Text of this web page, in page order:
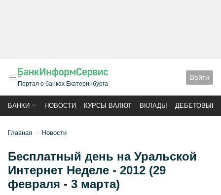
Портал о банках Екатеринбурга
Войти
БАНКИ НОВОСТИ КУРСЫ ВАЛЮТ ВКЛАДЫ ДЕБЕТОВЫЕ
Главная Новости
Бесплатный день на Уральской
Интернет Неделе - 2012 (29
февраля - 3 марта)